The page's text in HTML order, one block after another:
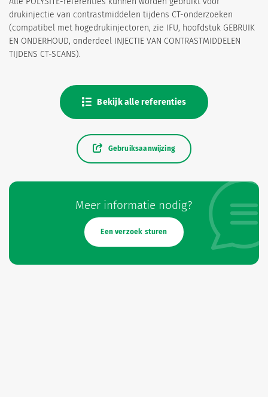
drukinjectie van contrastmiddelen tijdens CT-onderzoeken
(compatibel met hogedrukinjectoren, zie IFU, hoofdstuk GEBRUIK
EN ONDERHOUD, onderdeel INJECTIE VAN CONTRASTMIDDELEN
TIJDENS CT-SCANS).
Bekijk alle referenties
Meer informatie nodig?
Een verzoek sturen
Gebruiksaanwijzing